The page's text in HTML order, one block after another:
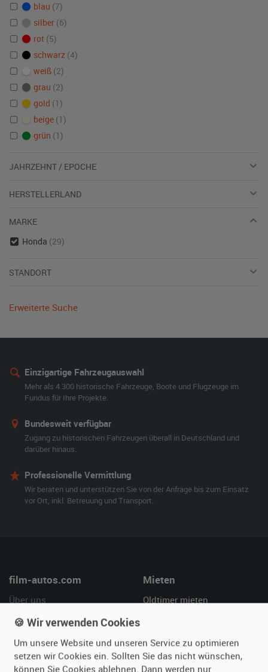
blau (7)
silber (6)
rot (5)
schwarz (4)
weiß (2)
grau (2)
gold (1)
beige (1)
grün (1)
JAHRZEHNT / EPOCHE
HERSTELLERLAND
MARKE
Honda (29)
STANDORT
Erweiterte Suche
Einzigartige Fahrzeugauswahl
Mehr als 4.300 historische Fahrzeuge, Boote und Flugzeuge im
Fundus für Ihre Projekte.
Bundesweit verfügbar
Zugang zu historischen Fahrzeugen überall in Deutschland und
darüber hinaus.
Professionelle Vermittlung
Wir beraten und unterstützen Sie von der Anfrage bis zum Einsatz
vor Ort, inkl. Betreuung und Transport.
film-autos.com
Über uns
Leistungen
Kundenmeinungen
Mieten
Oldtimer mieten
Service
🍪 Wir verwenden Cookies
Um unsere Website und unseren Service zu optimieren
setzen wir Cookies ein. Sollten Sie das nicht wünschen,
können Sie Cookies ablehnen. Dann werden nur